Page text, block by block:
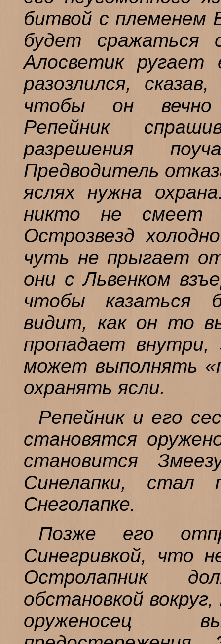
битвой с племенем
будет
Алосветик
разозлился,
чтобы он вечно
Репейник
разрешения
Предводитель
яслях нужна
никто не смеет
Острозвезд
чуть не прыгает
они с Львенком
чтобы казаться
видит, как он то
пропадает
может выполнять
охранять ясли.
Репейник и его
становятся
становится
Синелапки, стал
Снеголапке.
Позже его
Синегривкой, что
Остролапник
обстановкой
оруженосец